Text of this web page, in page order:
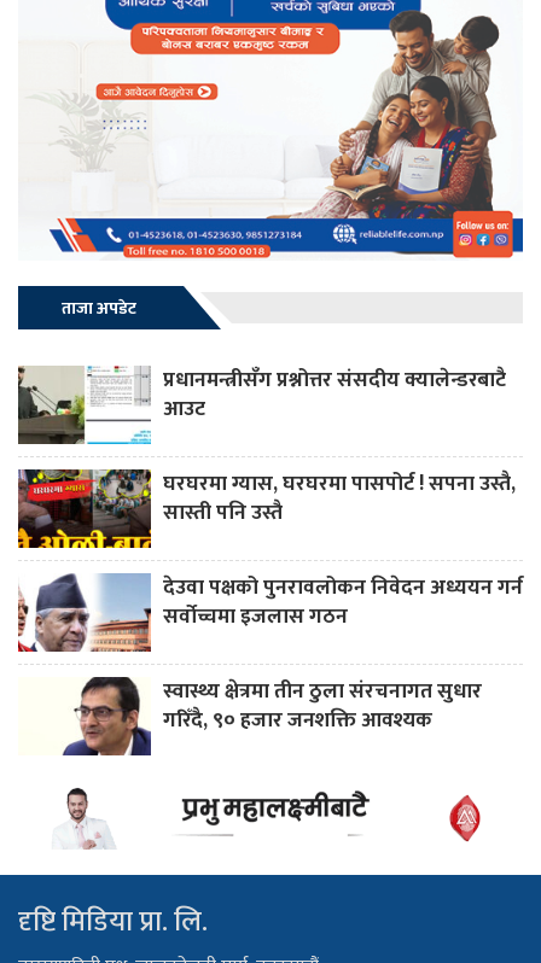
ताजा अपडेट
प्रधानमन्त्रीसँग प्रश्नोत्तर संसदीय क्यालेन्डरबाटै
आउट
घरघरमा ग्यास, घरघरमा पासपोर्ट ! सपना उस्तै,
सास्ती पनि उस्तै
देउवा पक्षको पुनरावलोकन निवेदन अध्ययन गर्न
सर्वोच्चमा इजलास गठन
स्वास्थ्य क्षेत्रमा तीन ठुला संरचनागत सुधार
गरिँदै, ९० हजार जनशक्ति आवश्यक
दृष्टि मिडिया प्रा. लि.